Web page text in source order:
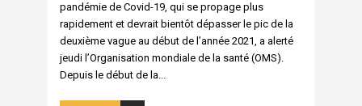
pandémie de Covid-19, qui se propage plus
rapidement et devrait bientôt dépasser le pic de la
deuxième vague au début de l’année 2021, a alerté
jeudi l’Organisation mondiale de la santé (OMS).
Depuis le début de la